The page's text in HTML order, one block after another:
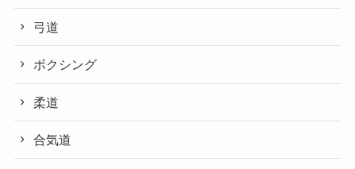
弓道
ボクシング
柔道
合気道